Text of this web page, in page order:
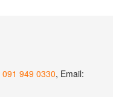
091 949 0330, Email: